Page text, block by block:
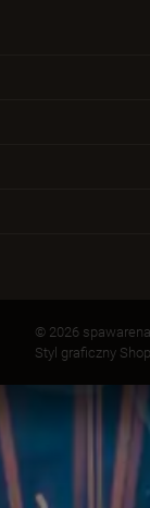
© 2026
Styl graficzny